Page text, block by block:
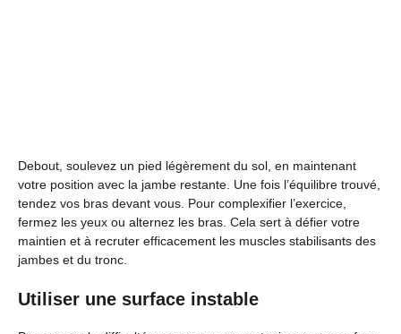
Debout, soulevez un pied légèrement du sol, en maintenant
votre position avec la jambe restante. Une fois l’équilibre trouvé,
tendez vos bras devant vous. Pour complexifier l’exercice,
fermez les yeux ou alternez les bras. Cela sert à défier votre
maintien et à recruter efficacement les muscles stabilisants des
jambes et du tronc.
Utiliser une surface instable